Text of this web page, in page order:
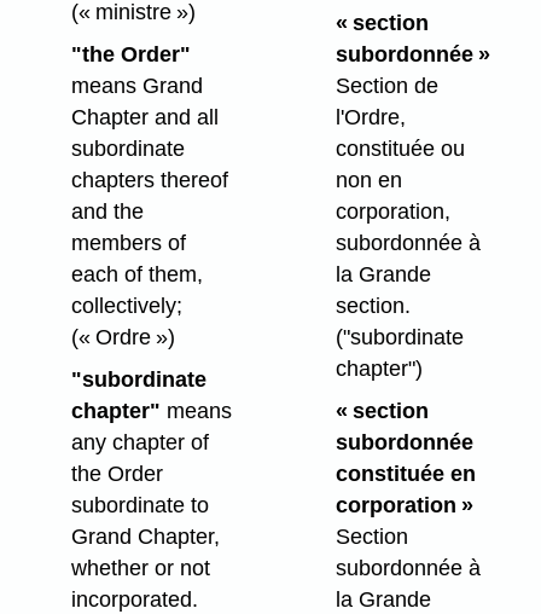
(« ministre »)
"the Order"
means Grand
Chapter and all
subordinate
chapters thereof
and the
members of
each of them,
collectively;
(« Ordre »)
"subordinate
chapter" means
any chapter of
the Order
subordinate to
Grand Chapter,
whether or not
incorporated.
« section
subordonnée »
Section de
l'Ordre,
constituée ou
non en
corporation,
subordonnée à
la Grande
section.
("subordinate
chapter")
« section
subordonnée
constituée en
corporation »
Section
subordonnée à
la Grande